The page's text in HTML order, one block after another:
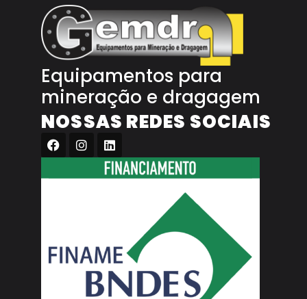
Equipamentos para
mineração e dragagem
NOSSAS REDES SOCIAIS